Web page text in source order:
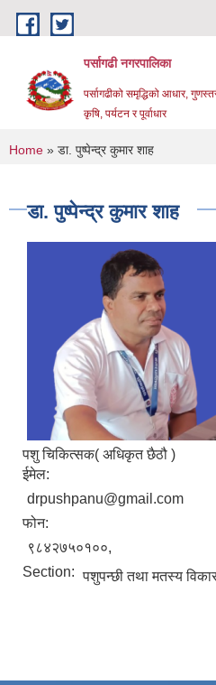
Skip to main content
पर्सागढी नगरपालिका
पर्सागढीको समृद्धिको आधार,
कृषि, पर्यटन र पूर्वाधार
You are here
Home » डा. पुष्पेन्द्र कुमार शाह
डा. पुष्पेन्द्र कुमार शाह
पशु चिकित्सक( अधिकृत छैठौ )
ईमेल:
drpushpanu@gmail.com
फोन:
९८४२७५०१००,
Section: पशुपन्छी तथा मतस्य